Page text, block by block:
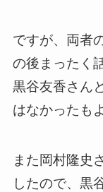
ですが、両者
の後まったく
黒谷友香さん
はなかったも
また岡村隆史
したので、黒